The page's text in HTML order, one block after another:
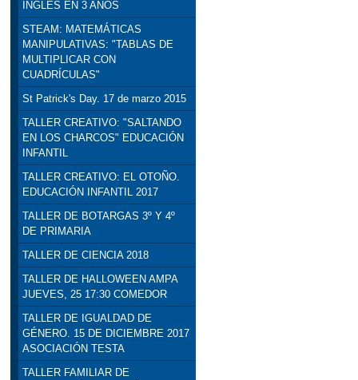
INGLÉS EN 3 AÑOS
STEAM: MATEMÁTICAS
MANIPULATIVAS: "TABLAS DE
MULTIPLICAR CON
CUADRÍCULAS"
St Patrick's Day. 17 de marzo 2015
TALLER CREATIVO: "SALTANDO
EN LOS CHARCOS" EDUCACIÓN
INFANTIL
TALLER CREATIVO: EL OTOÑO.
EDUCACIÓN INFANTIL 2017
TALLER DE BOTARGAS 3º Y 4º
DE PRIMARIA
TALLER DE CIENCIA 2018
TALLER DE HALLOWEEN AMPA
JUEVES, 25 17:30 COMEDOR
TALLER DE IGUALDAD DE
GÉNERO. 15 DE DICIEMBRE 2017
ASOCIACIÓN TESTA
TALLER FAMILIAR DE